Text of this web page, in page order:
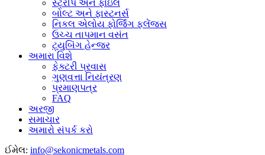
સ્ટ્રીપ અને ફોઇલ
બોલ્ટ અને ફાસ્ટનર્સ
નિકલ એલોય ફોર્જિંગ ફ્લેંજ્સ
ઉચ્ચ તાપમાન વસંત
ટ્યુબિંગ હેન્જર
અમારા વિશે
ફેક્ટરી પ્રવાસ
ગુણવત્તા નિયંત્રણ
પ્રમાણપત્ર
FAQ
અરજી
સમાચાર
અમારો સંપર્ક કરો
ઈમેલ: info@sekonicmetals.com